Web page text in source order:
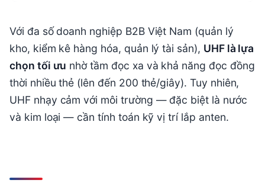
Với đa số doanh nghiệp B2B Việt Nam (quản lý
kho, kiểm kê hàng hóa, quản lý tài sản), UHF là lựa
chọn tối ưu nhờ tầm đọc xa và khả năng đọc đồng
thời nhiều thẻ (lên đến 200 thẻ/giây). Tuy nhiên,
UHF nhạy cảm với môi trường — đặc biệt là nước
và kim loại — cần tính toán kỹ vị trí lắp anten.